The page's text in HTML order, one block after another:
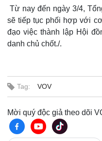
Từ nay đến ngày 3/4,
sẽ tiếp tục phối hợp với
đạo việc thành lập Hội
danh chủ chốt./.
Tag: VOV
Mời quý độc giả theo dõi